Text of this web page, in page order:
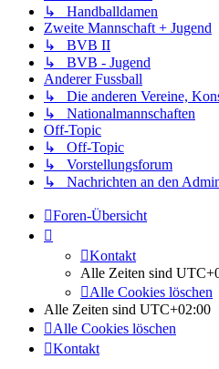
↳ Handballdamen
Zweite Mannschaft + Jugend
↳ BVB II
↳ BVB - Jugend
Anderer Fussball
↳ Die anderen Vereine,
↳ Nationalmannschaften
Off-Topic
↳ Off-Topic
↳ Vorstellungsforum
↳ Nachrichten an den
Foren-Übersicht
Kontakt
Alle Zeiten sind
Alle Cookies löschen
Alle Zeiten sind UTC+02:00
Alle Cookies löschen
Kontakt